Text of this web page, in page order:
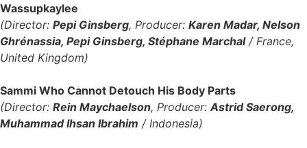
Wassupkaylee
(Director: Pepi Ginsberg, Producer: Karen Madar, Nelson
Ghrénassia, Pepi Ginsberg, Stéphane Marchal/ France,
United Kingdom)
Sammi Who Cannot Detouch His Body Parts
(Director: Rein Maychaelson, Producer: Astrid Saerong,
Muhammad Ihsan Ibrahim / Indonesia)